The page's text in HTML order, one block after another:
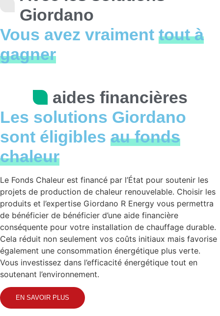
Giordano
Vous avez vraiment tout à
gagner
aides financières
Les solutions Giordano
sont éligibles au fonds
chaleur
Le Fonds Chaleur est financé par l’État pour soutenir les
projets de production de chaleur renouvelable. Choisir les
produits et l’expertise Giordano R Energy vous permettra
de bénéficier de bénéficier d’une aide financière
conséquente pour votre installation de chauffage durable.
Cela réduit non seulement vos coûts initiaux mais favorise
également une consommation énergétique plus verte.
Vous investissez dans l’efficacité énergétique tout en
soutenant l’environnement.
EN SAVOIR PLUS